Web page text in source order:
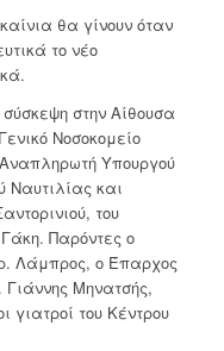
θα γίνουν όταν
το νέο
στην Αίθουσα
Νοσοκομείο
Υπουργού
Ναυτιλίας και
του
Παρόντες ο
Λάμπρος, ο Έπαρχος
Μηνατσής,
γιατροί του Κέντρου